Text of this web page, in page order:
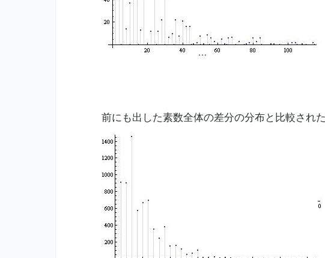
前にも出した素数全体の差分の分布と比較された